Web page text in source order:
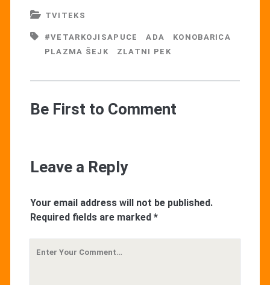
TVITEKS
#VETARKOJISAPUCE ADA
KONOBARICA
PLAZMA ŠEJK
ZLATNI PEK
Be First to Comment
Leave a Reply
Your email address will not be published.
Required fields are marked *